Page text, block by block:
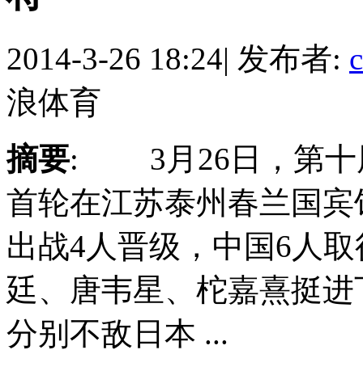
2014-3-26 18:24| 发布者:
浪体育
摘要: 3月26日，第十
首轮在江苏泰州春兰国
出战4人晋级，中国6人
廷、唐韦星、柁嘉熹挺
分别不敌日本 ...